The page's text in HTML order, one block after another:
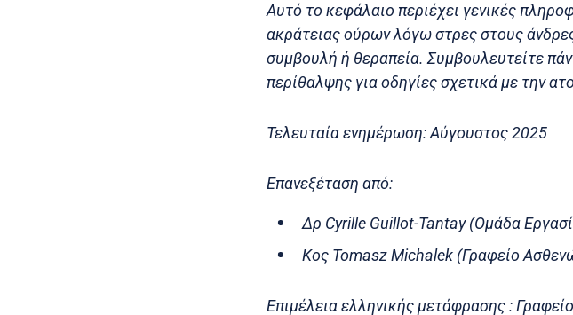
Αυτό το κεφάλαιο περιέχει γενικές
ακράτειας ούρων λόγω στρες στους
συμβουλή ή θεραπεία. Συμβουλευτείτε
περίθαλψης για οδηγίες σχετικά με την
Τελευταία ενημέρωση: Αύγουστος 2025
Επανεξέταση από:
Δρ Cyrille Guillot-Tantay (Ομάδα
Κος Tomasz Michalek (Γραφείο
Επιμέλεια ελληνικής μετάφρασης :